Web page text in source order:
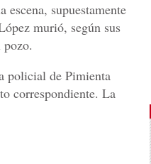
supuestamente
murió, según sus
policial de Pimienta
correspondiente. La